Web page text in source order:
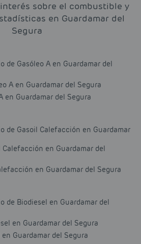
sobre el combustible y
en Guardamar del
Segura
de Gasóleo A en Guardamar del
A en Guardamar del Segura
en Guardamar del Segura
de Gasoil Calefacción en Guardamar
en Guardamar del
en Guardamar del Segura
de Biodiesel en Guardamar del
en Guardamar del Segura
Guardamar del Segura